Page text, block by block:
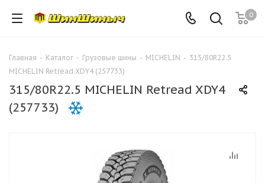
0
Главная - Каталог - Грузовые шины - MICHELIN - 315/80R22.5
MICHELIN Retread XDY4 (257733)
315/80R22.5 MICHELIN Retread XDY4
(257733)